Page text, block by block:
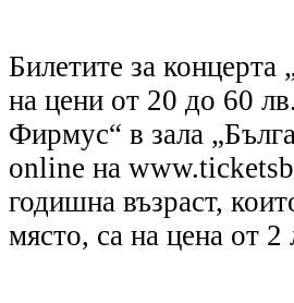
Билетите за
на цени от 20 до 60
Фирмус“ в зала
online на
годишна възраст,
място, са на цена от 2